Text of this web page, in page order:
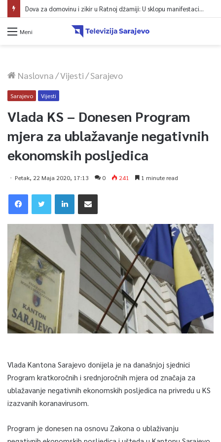
Dova za domovinu i zikir u Ratnoj džamiji: U sklopu manifestacije „Odbrana BiH – Igman 2026“ odana počast herojima
Meni
Naslovna/Vijesti/Sarajevo
Sarajevo Vijesti
Vlada KS – Donesen Program
mjera za ublažavanje negativnih
ekonomskih posljedica
Petak, 22 Maja 2020, 17:13 0 241 1 minute read
Vlada Kantona Sarajevo donijela je na današnjoj sjednici
Program kratkoročnih i srednjoročnih mjera od značaja za
ublažavanje negativnih ekonomskih posljedica na privredu u KS
izazvanih koranavirusom.
Program je donesen na osnovu Zakona o ublaživanju